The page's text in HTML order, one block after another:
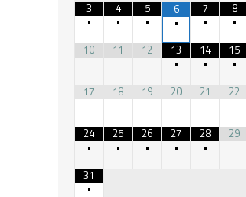
3
•
4
•
5
•
6
•
7
•
8
•
10 11 12
13
•
14
•
15
•
17
18 19 20 21 22
24
•
25
•
26
•
27
•
28
•
29
31
•